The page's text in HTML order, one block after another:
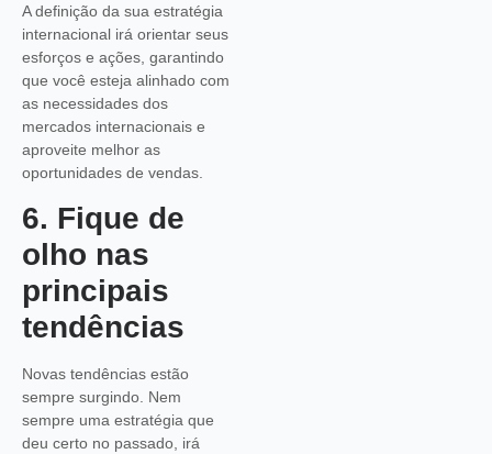
A definição da sua estratégia
internacional irá orientar seus
esforços e ações, garantindo
que você esteja alinhado com
as necessidades dos
mercados internacionais e
aproveite melhor as
oportunidades de vendas.
6. Fique de
olho nas
principais
tendências
Novas tendências estão
sempre surgindo. Nem
sempre uma estratégia que
deu certo no passado, irá